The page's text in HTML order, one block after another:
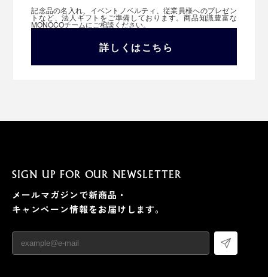
記念品の名入れ、イベントノベルティ、従業員様へのプレゼン
トなど、法人ギフトをご準備しております。商品知識豊富な
MONOCOチームにご相談ください。
詳しくはこちら
SIGN UP FOR OUR NEWSLETTER
メールマガジンで新商品・
キャンペーン情報をお届けします。